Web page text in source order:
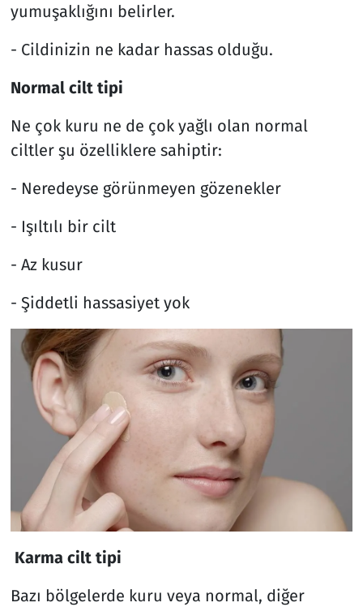
yumuşaklığını belirler.
- Cildinizin ne kadar hassas olduğu.
Normal cilt tipi
Ne çok kuru ne de çok yağlı olan normal
ciltler şu özelliklere sahiptir:
- Neredeyse görünmeyen gözenekler
- Işıltılı bir cilt
- Az kusur
- Şiddetli hassasiyet yok
Karma cilt tipi
Bazı bölgelerde kuru veya normal, diğer